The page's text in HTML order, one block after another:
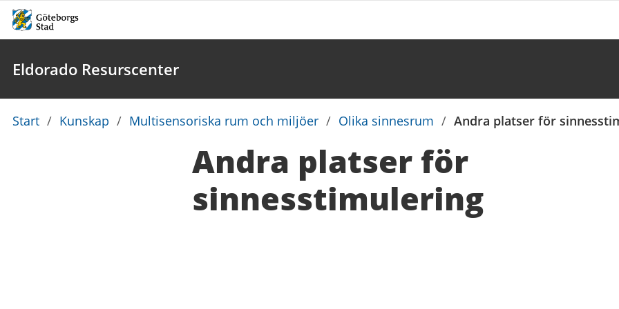
Eldorado Resurscenter
Du
Start / Kunskap / Multisensoriska rum och miljöer / Olika sinnesrum / Andra platser för
Andra platser för
sinnesstimulering